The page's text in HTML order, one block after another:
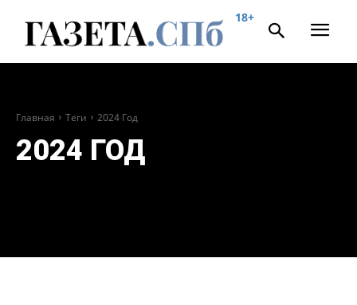
18+
Главная Теги 2024 Год
2024 ГОД